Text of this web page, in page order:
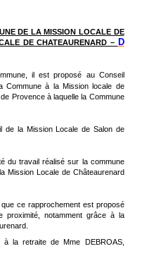
DE LA MISSION LOCALE DE
DE CHATEAURENARD – D
il est proposé au Conseil
Commune à la Mission locale de
Provence à laquelle la Commune
de la Mission Locale de Salon de
du travail réalisé sur la commune
Mission Locale de Châteaurenard
ce rapprochement est proposé
proximité, notamment grâce à la
la retraite de Mme DEBROAS,